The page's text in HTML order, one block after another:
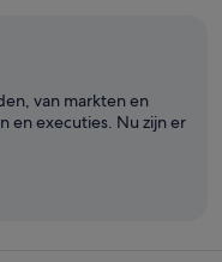
van markten en
en executies. Nu zijn er